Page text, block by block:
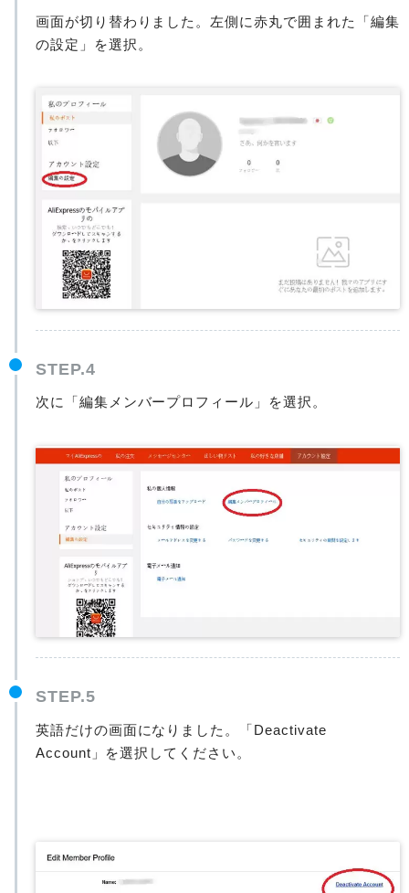
画面が切り替わりました。左側に赤丸で囲まれた「編集
の設定」を選択。
STEP.4
次に「編集メンバープロフィール」を選択。
STEP.5
英語だけの画面になりました。「Deactivate
Account」を選択してください。